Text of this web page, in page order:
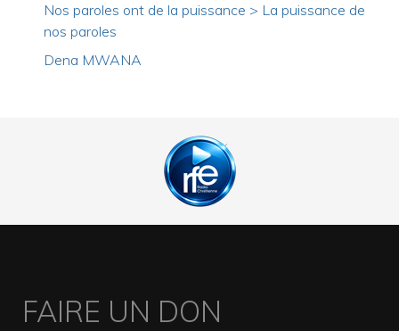
Nos paroles ont de la puissance > La puissance de
nos paroles
Dena MWANA
FAIRE UN DON